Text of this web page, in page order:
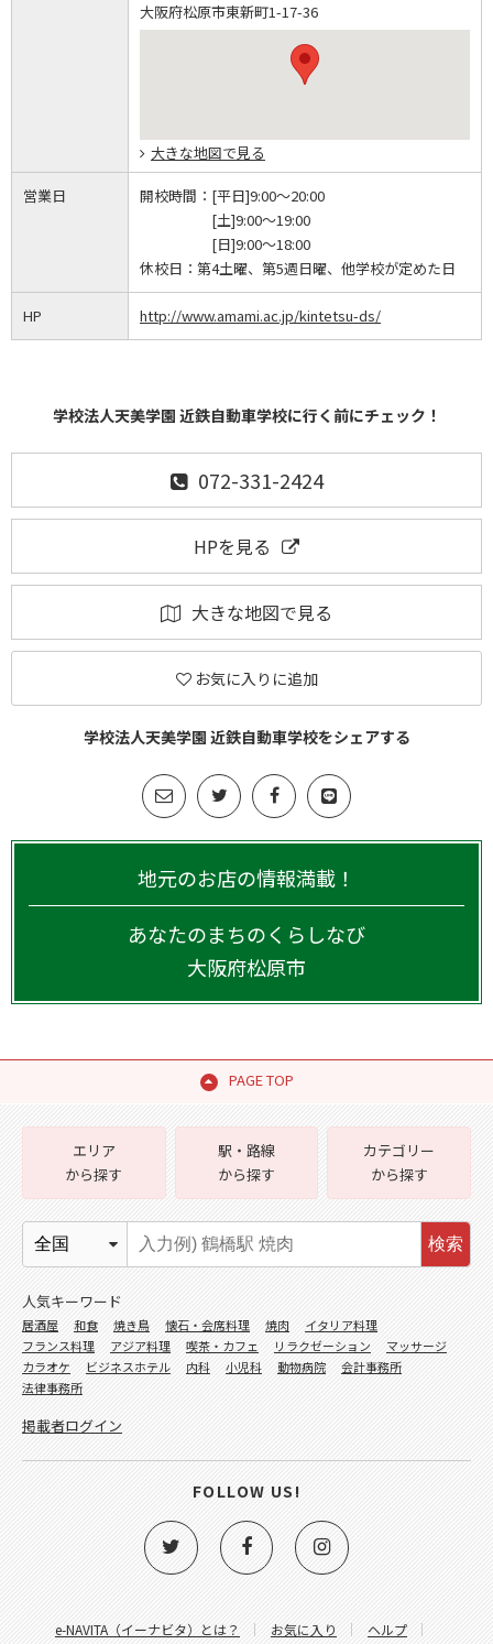
大阪府松原市東新町1-17-36
大きな地図で見る
営業日 開校時間： [平日]9:00～20:00
[土]9:00～19:00
[日]9:00～18:00
休校日： 第4土曜、第5週日曜、他学校が定めた日
HP http://www.amami.ac.jp/kintetsu-ds/
学校法人天美学園 近鉄自動車学校に行く前にチェック！
072-331-2424
HPを見る
大きな地図で見る
お気に入りに追加
学校法人天美学園 近鉄自動車学校をシェアする
地元のお店の情報満載！
あなたのまちのくらしなび
大阪府松原市
PAGE TOP
e-NAVITA（イーナビタ）とは？ お気に入り ヘルプ
エリア
から探す
駅・路線
から探す
カテゴリー
から探す
検索
人気キーワード
居酒屋 和食 焼き鳥 懐石・会席料理 焼肉
イタリア料理
フランス料理
アジア料理 喫茶・カフェ リラクゼーション
マッサージ
カラオケ
ビジネスホテル 内科 小児科 動物病院
会計事務所
法律事務所
掲載者ログイン
FOLLOW US!